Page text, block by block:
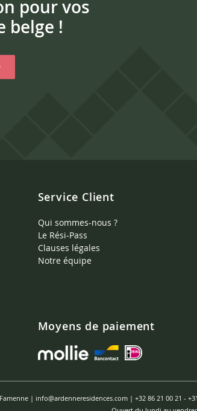
pour vos
belge !
Service Client
Qui sommes-nous ?
Le Rési-Pass
Clauses légales
Notre équipe
Moyens de paiement
| info@ardenneresidences.com| +32 86 21 00 21 -